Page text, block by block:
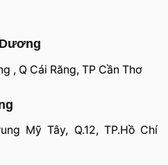
, Q Cái Răng, TP Cần Thơ
Mỹ Tây, Q.12, TP.Hồ Chí